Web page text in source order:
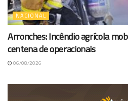
NACIONAL
Arronches: Incêndio agrícola
centena de operacionais
06/08/2026